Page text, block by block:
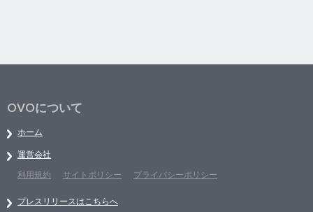
OVOについて
ホーム
運営会社
利用規約
サイトポリシー プライバシーポリシー
プレスリリースはこちらへ